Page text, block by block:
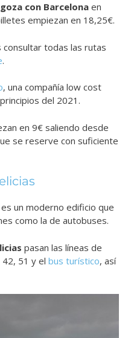
con Barcelona en
empiezan en 18,25€.
todas las rutas
.
, una compañía low cost
del 2021.
en 9€ saliendo desde
se reserve con suficiente
un moderno edificio que
como la de autobuses.
pasan las líneas de
51 y el bus turístico, así